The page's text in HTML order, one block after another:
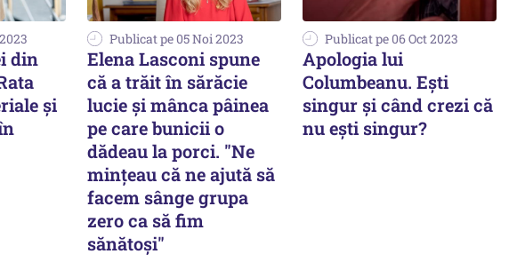
din
și
Publicat pe 05 Noi 2023
Elena Lasconi spune
că a trăit în sărăcie
lucie și mânca pâinea
pe care bunicii o
dădeau la porci. "Ne
mințeau că ne ajută să
facem sânge grupa
zero ca să fim
sănătoși"
Publicat pe 06 Oct 2023
Apologia lui
Columbeanu. Ești
singur și când crezi că
nu ești singur?